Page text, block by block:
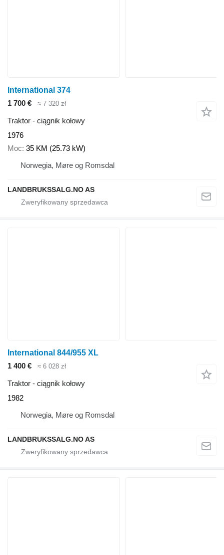
International 374
1 700 €
≈ 7 320 zł
Traktor - ciągnik kołowy
1976
Moc 35 KM (25.73 kW)
Norwegia, Møre og Romsdal
LANDBRUKSSALG.NO AS
International 844/955 XL
1 400 €
≈ 6 028 zł
Traktor - ciągnik kołowy
1982
Norwegia, Møre og Romsdal
LANDBRUKSSALG.NO AS